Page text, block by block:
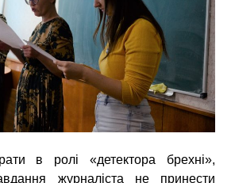
в ролі «детектора брехні»,
журналіста не принести